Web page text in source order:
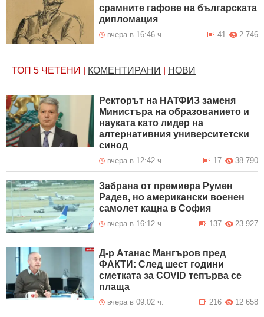
срамните гафове на българската
дипломация
вчера в 16:46 ч. 2 746
41
ТОП 5 ЧЕТЕНИ КОМЕНТИРАНИ НОВИ
Ректорът на НАТФИЗ заменя
Министъра на образованието и
науката като лидер на
алтернативния университетски
синод
вчера в 12:42 ч. 38 790
17
Забрана от премиера Румен
Радев, но американски военен
самолет кацна в София
вчера в 16:12 ч. 23 927
137
Д-р Атанас Мангъров пред
ФАКТИ: След шест години
сметката за COVID тепърва се
плаща
вчера в 09:02 ч. 12 658
216